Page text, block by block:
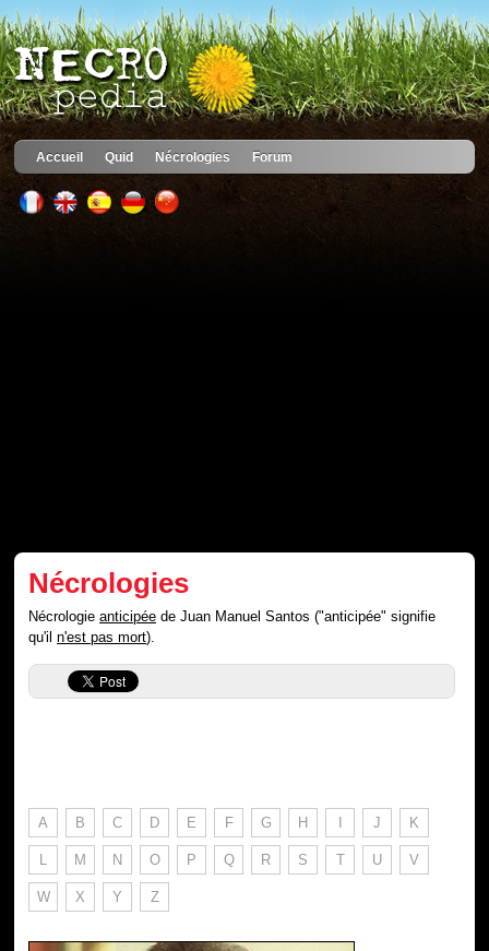
Accueil Quid Nécrologies Forum
Nécrologies
Nécrologieanticipée de Juan Manuel Santos ("anticipée" signifie
qu'iln'est pas mort).
A B C D E F G H I J K
L M N O P Q R S T U V
W X Y Z